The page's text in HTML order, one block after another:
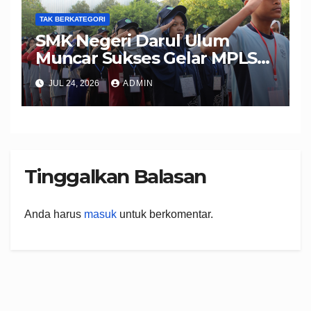
TAK BERKATEGORI
SMK Negeri Darul Ulum
Muncar Sukses Gelar MPLS
Ramah 2026, Wujudkan
Peserta Didik Berkarakter,
Disiplin, dan Berprestasi
JUL 24, 2026 ADMIN
Tinggalkan Balasan
Anda harus masuk untuk berkomentar.